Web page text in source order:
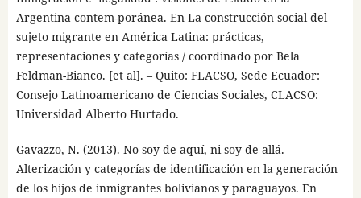
Argentina contem-poránea. En La construcción social del
sujeto migrante en América Latina: prácticas,
representaciones y categorías / coordinado por Bela
Feldman-Bianco. [et al]. – Quito: FLACSO, Sede Ecuador:
Consejo Latinoamericano de Ciencias Sociales, CLACSO:
Universidad Alberto Hurtado.
Gavazzo, N. (2013). No soy de aquí, ni soy de allá.
Alterización y categorías de identificación en la generación
de los hijos de inmigrantes bolivianos y paraguayos. En